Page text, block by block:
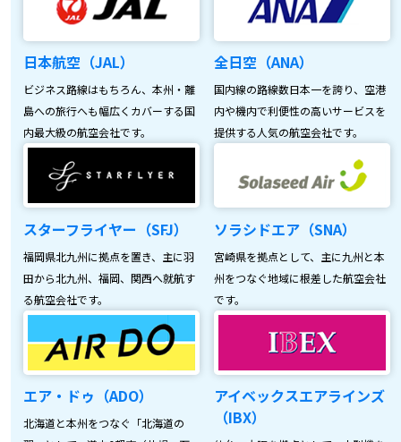
日本航空（JAL）
ビジネス路線はもちろん、本州・離
島への旅行へも幅広くカバーする国
内最大級の航空会社です。
全日空（ANA）
国内線の路線数日本一を誇り、空港
内や機内で利便性の高いサービスを
提供する人気の航空会社です。
スターフライヤー（SFJ）
福岡県北九州に拠点を置き、主に羽
田から北九州、福岡、関西へ就航す
る航空会社です。
ソラシドエア（SNA）
宮崎県を拠点として、主に九州と本
州をつなぐ地域に根差した航空会社
です。
エア・ドゥ（ADO）
北海道と本州をつなぐ「北海道の
アイベックスエアラインズ
（IBX）